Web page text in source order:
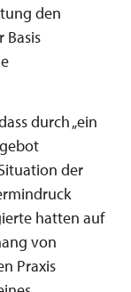
den
Basis
durch „ein
der
hatten auf
von
Praxis